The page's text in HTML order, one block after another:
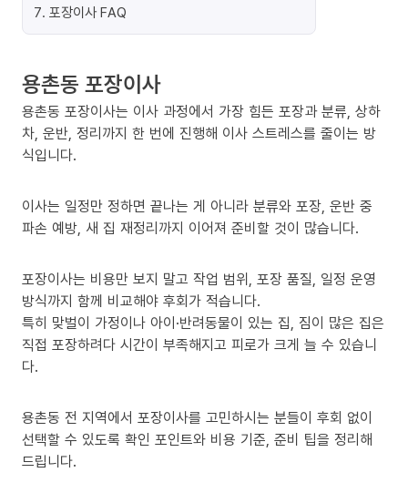
7. 포장이사 FAQ
용촌동 포장이사
용촌동 포장이사는 이사 과정에서 가장 힘든 포장과 분류, 상하
차, 운반, 정리까지 한 번에 진행해 이사 스트레스를 줄이는 방
식입니다.
이사는 일정만 정하면 끝나는 게 아니라 분류와 포장, 운반 중
파손 예방, 새 집 재정리까지 이어져 준비할 것이 많습니다.
포장이사는 비용만 보지 말고 작업 범위, 포장 품질, 일정 운영
방식까지 함께 비교해야 후회가 적습니다.
특히 맞벌이 가정이나 아이·반려동물이 있는 집, 짐이 많은 집은
직접 포장하려다 시간이 부족해지고 피로가 크게 늘 수 있습니
다.
용촌동 전 지역에서 포장이사를 고민하시는 분들이 후회 없이
선택할 수 있도록 확인 포인트와 비용 기준, 준비 팁을 정리해
드립니다.